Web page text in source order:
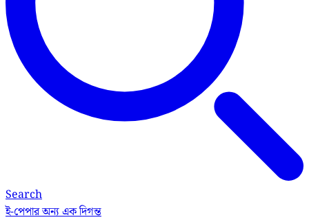
Search
ই-পেপারঅন্য এক দিগন্ত